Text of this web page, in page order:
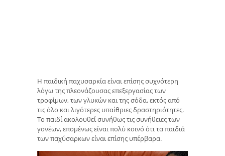
Η παιδική παχυσαρκία είναι επίσης συχνότερη
λόγω της πλεονάζουσας επεξεργασίας των
τροφίμων, των γλυκών και της σόδα, εκτός από
τις όλο και λιγότερες υπαίθριες δραστηριότητες.
Το παιδί ακολουθεί συνήθως τις συνήθειες των
γονέων, επομένως είναι πολύ κοινό ότι τα παιδιά
των παχύσαρκων είναι επίσης υπέρβαρα.